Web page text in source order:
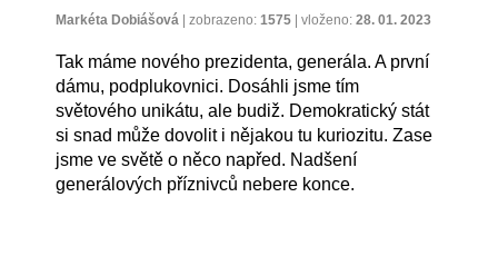
Markéta Dobiášová zobrazeno: 1575 vloženo: 28. 01. 2023
Tak máme nového prezidenta, generála. A první
dámu, podplukovnici. Dosáhli jsme tím
světového unikátu, ale budiž. Demokratický stát
si snad může dovolit i nějakou tu kuriozitu. Zase
jsme ve světě o něco napřed. Nadšení
generálových příznivců nebere konce.